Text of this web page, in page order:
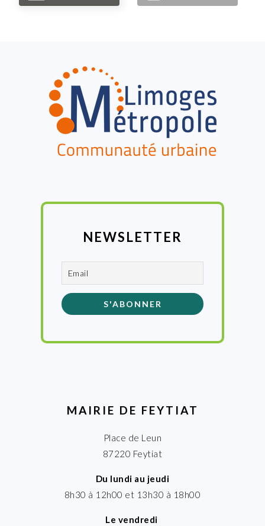
NEWSLETTER
MAIRIE DE FEYTIAT
Place de Leun
87220 Feytiat
Du lundi au jeudi
8h30 à 12h00 et 13h30 à 18h00
Le vendredi